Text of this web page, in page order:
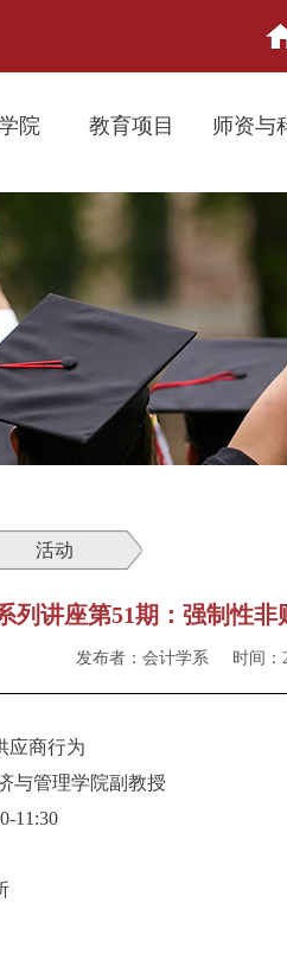
院 教育项目 师资与
活动
列讲座第51期：强制性
发布者：会计学系 时间：
应商行为
与管理学院副教授
11:30